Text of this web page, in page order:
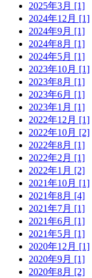
2025年3月 [1]
2024年12月 [1]
2024年9月 [1]
2024年8月 [1]
2024年5月 [1]
2023年10月 [1]
2023年8月 [1]
2023年6月 [1]
2023年1月 [1]
2022年12月 [1]
2022年10月 [2]
2022年8月 [1]
2022年2月 [1]
2022年1月 [2]
2021年10月 [1]
2021年8月 [4]
2021年7月 [1]
2021年6月 [1]
2021年5月 [1]
2020年12月 [1]
2020年9月 [1]
2020年8月 [2]